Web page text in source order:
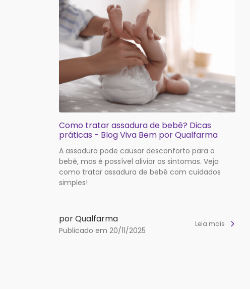
Como tratar assadura de bebê? Dicas
práticas - Blog Viva Bem por Qualfarma
A assadura pode causar desconforto para o
bebê, mas é possível aliviar os sintomas. Veja
como tratar assadura de bebê com cuidados
simples!
por Qualfarma
Publicado em 20/11/2025
Leia mais